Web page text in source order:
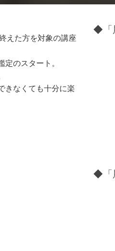
えた方を対象の講座
のスタート。
きなくても十分に楽
◆「
◆「